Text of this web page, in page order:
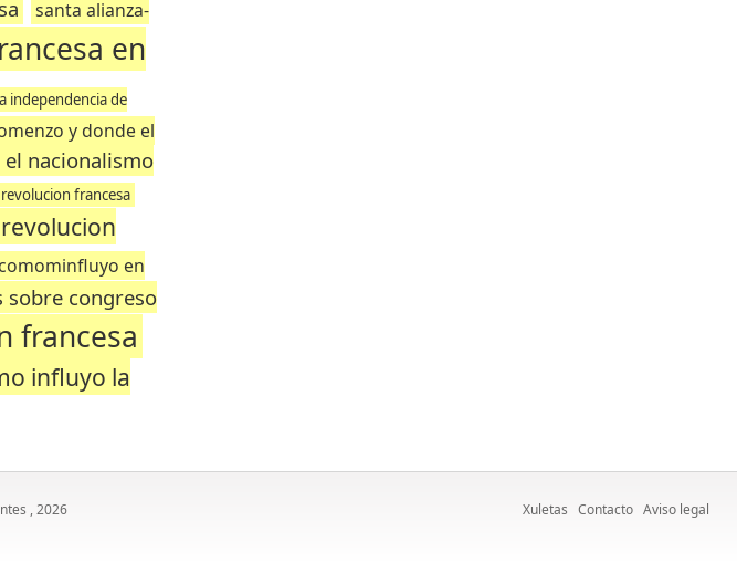
santa alianza-
en
independencia de
y donde el
nacionalismo
francesa
en
sobre congreso
francesa
influyo la
Xuletas Contacto Aviso legal
, 2026